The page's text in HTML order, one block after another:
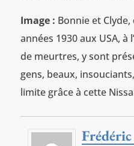
Image : Bonnie et
années 1930 aux USA, à
de meurtres, y sont
gens, beaux,
limite grâce à cette